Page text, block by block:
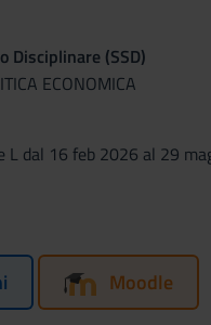
Disciplinare (SSD)
ECONOMICA
L dal 16 feb 2026 al 29
Moodle